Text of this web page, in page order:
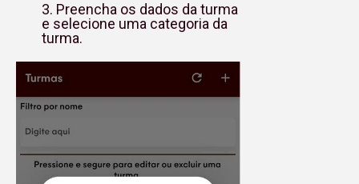
3. Preencha os dados da turma
e selecione uma categoria da
turma.